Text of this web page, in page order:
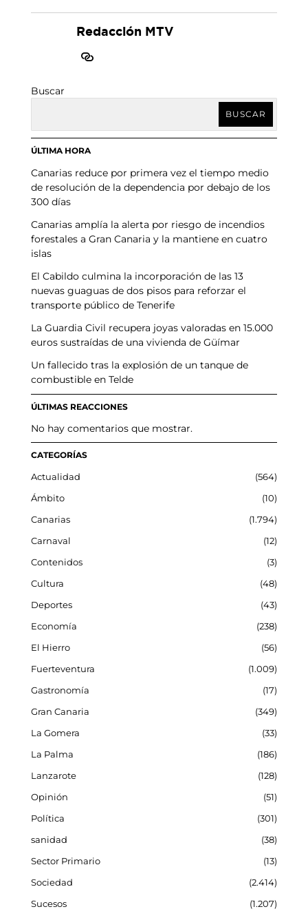
Redacción MTV
Buscar
BUSCAR
ÚLTIMA HORA
Canarias reduce por primera vez el tiempo medio
de resolución de la dependencia por debajo de los
300 días
Canarias amplía la alerta por riesgo de incendios
forestales a Gran Canaria y la mantiene en cuatro
islas
El Cabildo culmina la incorporación de las 13
nuevas guaguas de dos pisos para reforzar el
transporte público de Tenerife
La Guardia Civil recupera joyas valoradas en 15.000
euros sustraídas de una vivienda de Güímar
Un fallecido tras la explosión de un tanque de
combustible en Telde
ÚLTIMAS REACCIONES
No hay comentarios que mostrar.
CATEGORÍAS
Actualidad
564
Ámbito
10
Canarias
1.794
Carnaval
12
Contenidos
3
Cultura
48
Deportes
43
Economía
238
El Hierro
56
Fuerteventura
1.009
Gastronomía
17
Gran Canaria
349
La Gomera
33
La Palma
186
Lanzarote
128
Opinión
51
Política
301
sanidad
38
Sector Primario
13
Sociedad
2.414
Sucesos
1.207